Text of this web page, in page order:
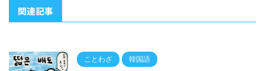
関連記事
ことわざ 韓国語